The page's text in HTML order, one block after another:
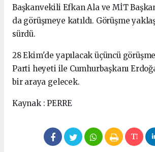
Başkanvekili Efkan Ala ve MİT
da görüşmeye katıldı. Görüşme
sürdü.
28 Ekim'de yapılacak üçüncü
Parti heyeti ile Cumhurbaşkanı
bir araya gelecek.
Kaynak : PERRE